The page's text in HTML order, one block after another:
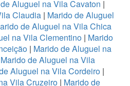
Aluguel na Vila Cavaton |
Claudia | Marido de Aluguel
de Aluguel na Vila Chica
na Vila Clementino | Marido
| Marido de Aluguel na
Marido de Aluguel na Vila
Aluguel na Vila Cordeiro|
Vila Cruzeiro | Marido de